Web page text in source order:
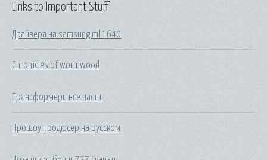
Links to Important Stuff
Драйвера на samsung ml 1640
Chronicles of wormwood
Трансформери все части
Прошоу продюсер на русском